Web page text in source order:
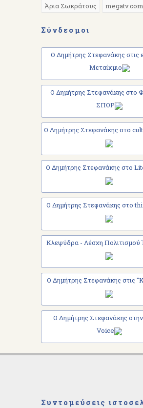
Άρια Σωκράτους
megatv.com
Σύνδεσμοι
Ο Δημήτρης Στεφανάκης στις
Μεταίχμιο
Ο Δημήτρης Στεφανάκης στο
ΣΠΟΡ
Ο Δημήτρης Στεφανάκης στο
Ο Δημήτρης Στεφανάκης στο
Ο Δημήτρης Στεφανάκης στο
Κλεψύδρα - Λέσχη Πολιτισμού
Ο Δημήτρης Στεφανάκης στις
Ο Δημήτρης Στεφανάκης
Voice
Συντομεύσεις